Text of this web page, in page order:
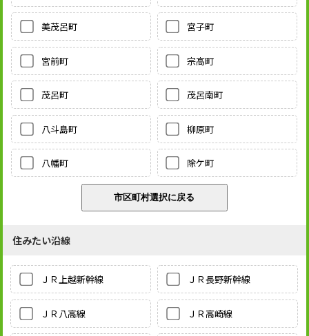
美茂呂町 宮子町
宮前町 宗高町
茂呂町 茂呂南町
八斗島町 柳原町
八幡町 除ケ町
住みたい沿線
ＪＲ上越新幹線 ＪＲ長野新幹線
ＪＲ八高線 ＪＲ高崎線